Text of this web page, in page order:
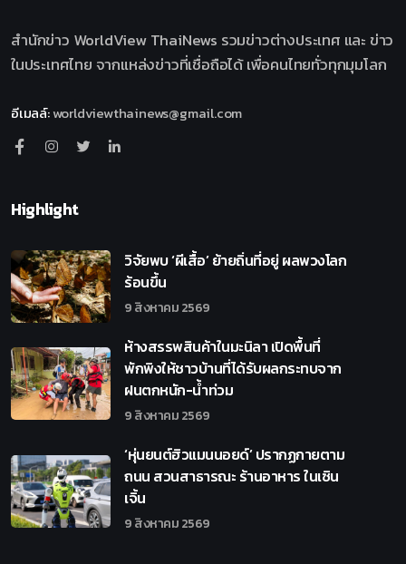
สำนักข่าว WorldView ThaiNews รวมข่าวต่างประเทศ และ ข่าว
ในประเทศไทย จากแหล่งข่าวที่เชื่อถือได้ เพื่อคนไทยทั่วทุกมุมโลก
อีเมลล์:worldviewthainews@gmail.com
Highlight
วิจัยพบ ‘ผีเสื้อ’ ย้ายถิ่นที่อยู่ ผลพวงโลก
ร้อนขึ้น
9 สิงหาคม 2569
ห้างสรรพสินค้าในมะนิลา เปิดพื้นที่
พักพิงให้ชาวบ้านที่ได้รับผลกระทบจาก
ฝนตกหนัก-น้ำท่วม
9 สิงหาคม 2569
‘หุ่นยนต์ฮิวแมนนอยด์’ ปรากฏกายตาม
ถนน สวนสาธารณะ ร้านอาหาร ในเซิน
เจิ้น
9 สิงหาคม 2569